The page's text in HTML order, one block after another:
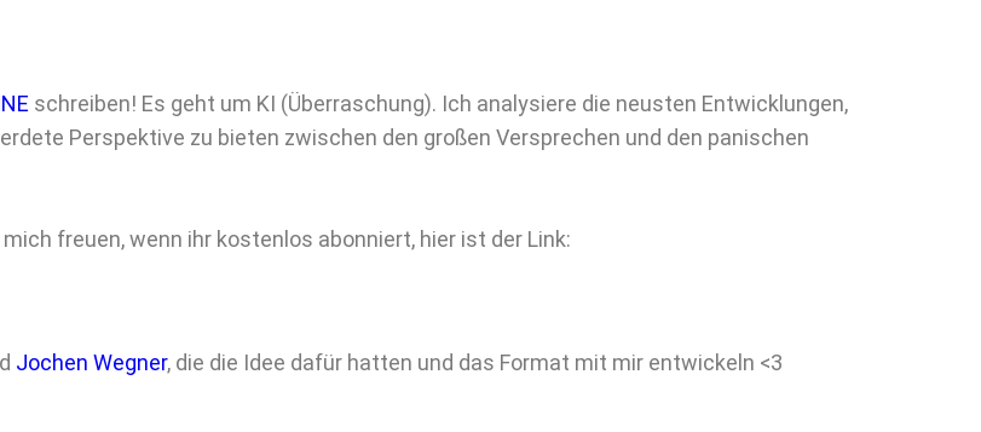
schreiben! Es geht um KI (Überraschung). Ich analysiere die neusten Entwicklungen,
Perspektive zu bieten zwischen den großen Versprechen und den panischen
freuen, wenn ihr kostenlos abonniert, hier ist der Link:
Jochen Wegner, die die Idee dafür hatten und das Format mit mir entwickeln <3